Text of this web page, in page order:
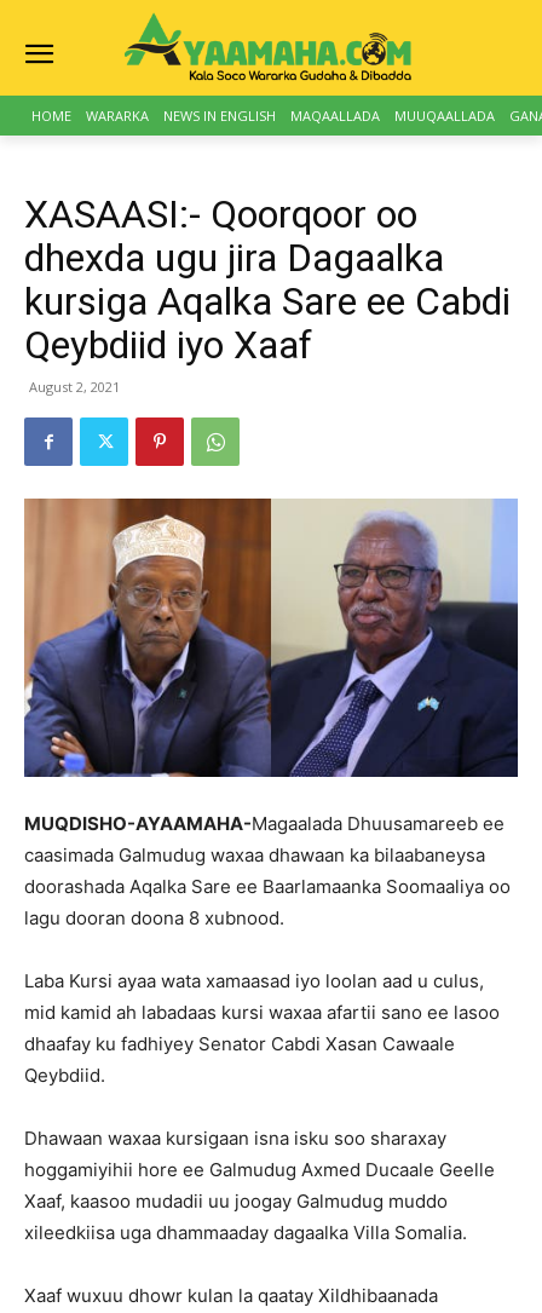
HOME WARARKA NEWS IN ENGLISH MAQAALLADA MUUQAALLADA
XASAASI:- Qoorqoor oo
dhexda ugu jira Dagaalka
kursiga Aqalka Sare ee Cabdi
Qeybdiid iyo Xaaf
August 2, 2021
MUQDISHO-AYAAMAHA-Magaalada Dhuusamareeb ee
caasimada Galmudug waxaa dhawaan ka bilaabaneysa
doorashada Aqalka Sare ee Baarlamaanka Soomaaliya oo
lagu dooran doona 8 xubnood.
Laba Kursi ayaa wata xamaasad iyo loolan aad u culus,
mid kamid ah labadaas kursi waxaa afartii sano ee lasoo
dhaafay ku fadhiyey Senator Cabdi Xasan Cawaale
Qeybdiid.
Dhawaan waxaa kursigaan isna isku soo sharaxay
hoggamiyihii hore ee Galmudug Axmed Ducaale Geelle
Xaaf, kaasoo mudadii uu joogay Galmudug muddo
xileedkiisa uga dhammaaday dagaalka Villa Somalia.
Xaaf wuxuu dhowr kulan la qaatay Xildhibaanada